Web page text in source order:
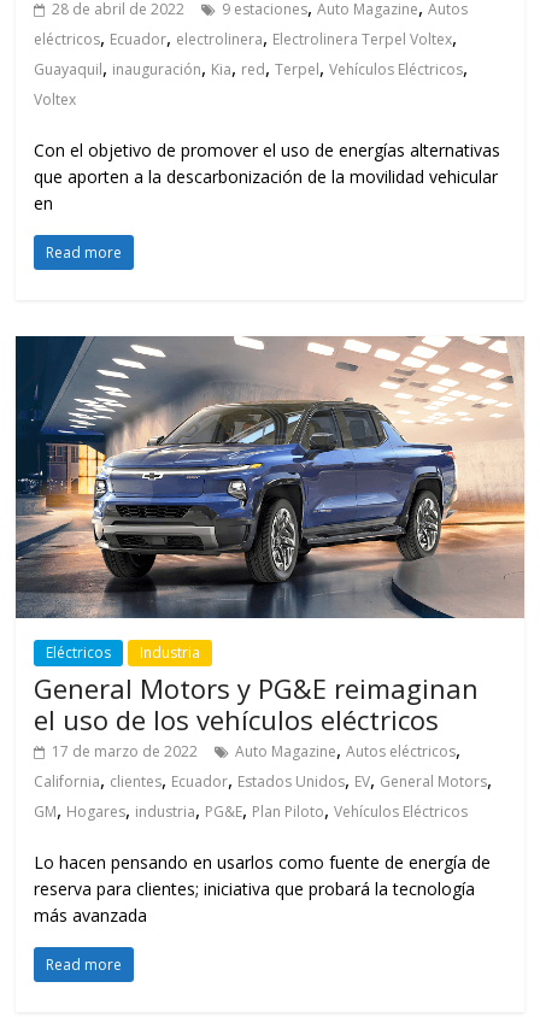
28 de abril de 2022 9 estaciones,Auto Magazine,Autos
eléctricos, Ecuador, electrolinera, Electrolinera Terpel Voltex,
Guayaquil, inauguración, Kia, red,Terpel,Vehículos Eléctricos,
Voltex
Con el objetivo de promover el uso de energías alternativas
que aporten a la descarbonización de la movilidad vehicular
en
Read more
Eléctricos Industria
General Motors y PG&E reimaginan
el uso de los vehículos eléctricos
17 de marzo de 2022 Auto Magazine,Autos eléctricos,
California, clientes, Ecuador, Estados Unidos, EV, General Motors,
GM, Hogares, industria, PG&E, Plan Piloto,Vehículos Eléctricos
Lo hacen pensando en usarlos como fuente de energía de
reserva para clientes; iniciativa que probará la tecnología
más avanzada
Read more